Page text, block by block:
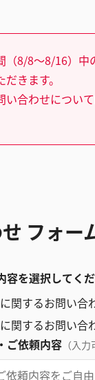
（8/8～8/16）中
きます。
い合わせについ
フォー
容を選択してくだ
関するお問い合
関するお問い合
ご依頼内容 （入